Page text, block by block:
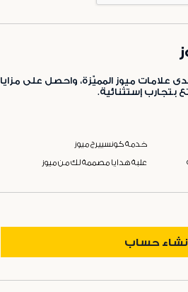
علامات ميوز المميّزة، واحصل على مزايا
إستثنائية.
خدمة كونسييرج ميوز
علبة هدايا مصممة لك من ميوز
حساب